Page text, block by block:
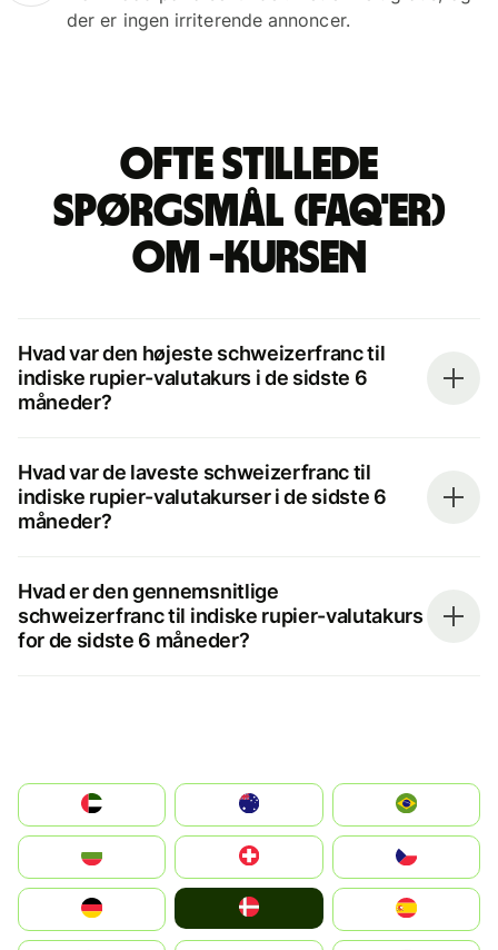
der er ingen irriterende annoncer.
Ofte stillede
spørgsmål (FAQ'er)
om -kursen
Hvad var den højeste schweizerfranc til
indiske rupier-valutakurs i de sidste 6
måneder?
Hvad var de laveste schweizerfranc til
indiske rupier-valutakurser i de sidste 6
måneder?
Hvad er den gennemsnitlige
schweizerfranc til indiske rupier-valutakurs
for de sidste 6 måneder?
الإمارات العربية المتحدة
Switzerland
Deutschland